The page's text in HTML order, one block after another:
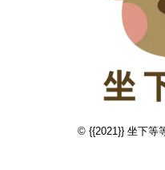
© {{2021}} 坐下等